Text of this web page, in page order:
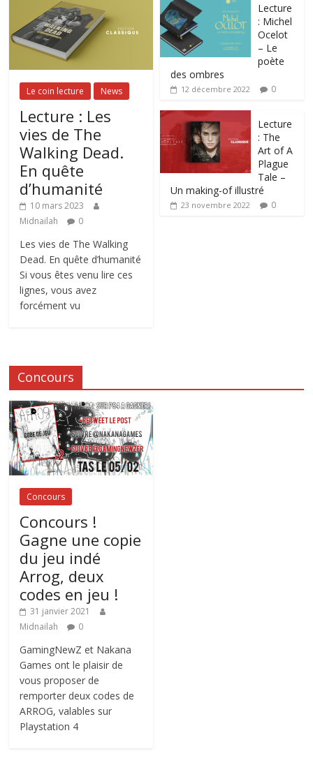
Le coin lecture News
Lecture : Les
vies de The
Walking Dead.
En quête
d’humanité
10 mars 2023
Midnailah
0
Les vies de The Walking
Dead. En quête d’humanité
Si vous êtes venu lire ces
lignes, vous avez
forcément vu
Lecture
: Michel
Ocelot
– Le
poète
des ombres
12 décembre 2022 0
Lecture
: The
Art of A
Plague
Tale –
Un making-of illustré
23 novembre 2022 0
Concours
Concours
Concours !
Gagne une copie
du jeu indé
Arrog, deux
codes en jeu !
31 janvier 2021
Midnailah
0
GamingNewZ et Nakana
Games ont le plaisir de
vous proposer de
remporter deux codes de
ARROG, valables sur
Playstation 4